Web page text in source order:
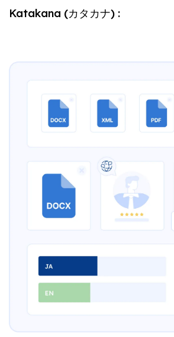
Katakana (カタカナ) :